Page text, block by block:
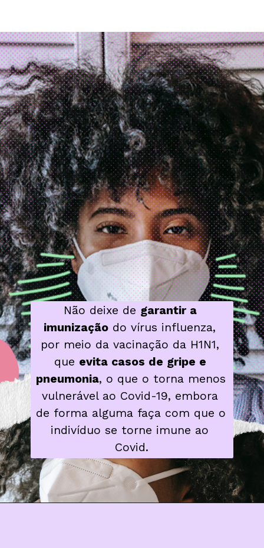
Não deixe de garantir a
imunização do vírus influenza,
por meio da vacinação da H1N1,
que evita casos de gripe e
pneumonia, o que o torna menos
vulnerável ao Covid-19, embora
de forma alguma faça com que o
indivíduo se torne imune ao
Covid.